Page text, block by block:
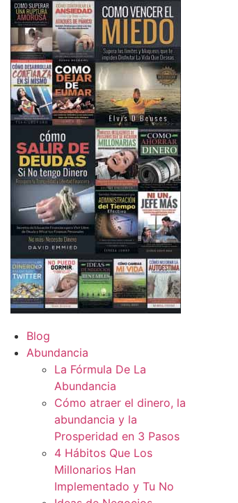
Blog
Abundancia
La Fórmula De La
Abundancia
Cómo atraer el dinero, la
abundancia y la
Prosperidad en 3 Pasos
4 Hábitos Que Los
Millonarios Han
Implementado y Tu No